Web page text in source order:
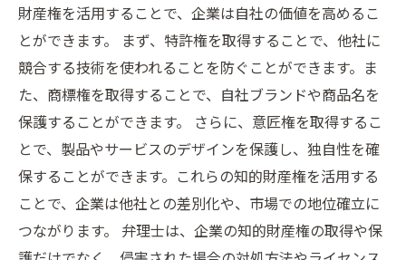
財産権を活用することで、企業は自社の価値を高めるこ
とができます。 まず、特許権を取得することで、他社に
競合する技術を使われることを防ぐことができます。ま
た、商標権を取得することで、自社ブランドや商品名を
保護することができます。 さらに、意匠権を取得するこ
とで、製品やサービスのデザインを保護し、独自性を確
保することができます。これらの知的財産権を活用する
ことで、企業は他社との差別化や、市場での地位確立に
つながります。 弁理士は、企業の知的財産権の取得や保